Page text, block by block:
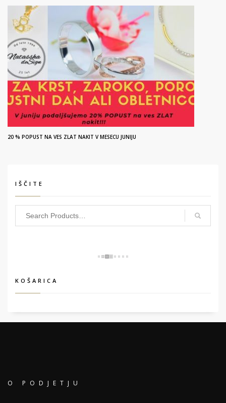
20 % POPUST NA VES ZLAT NAKIT V MESECU JUNIJU
IŠČITE
KOŠARICA
O PODJETJU